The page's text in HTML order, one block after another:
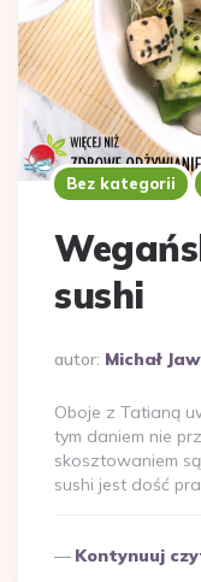
Bez kategorii
sushi
Dodane
autor: Michał
Oboje z Tatianą
tym daniem nie
skosztowaniem
sushi jest dość
Kontynuuj